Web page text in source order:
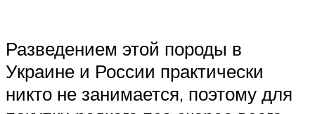
Разведением этой породы в
Украине и России практически
никто не занимается, поэтому для